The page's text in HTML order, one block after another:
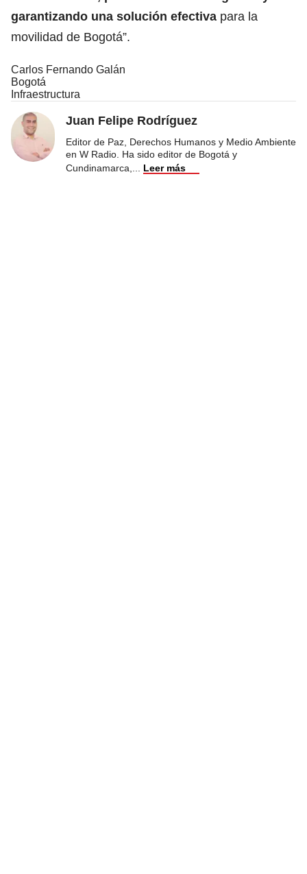
garantizando una solución efectiva para la
movilidad de Bogotá”.
Carlos Fernando Galán
Bogotá
Infraestructura
Juan Felipe Rodríguez
Editor de Paz, Derechos Humanos y Medio Ambiente
en W Radio. Ha sido editor de Bogotá y
Cundinamarca,
Leer más